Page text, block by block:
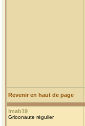
Revenir en haut de page
Imab19
Grioonaute régulier